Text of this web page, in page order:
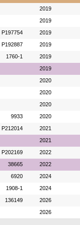
2019
2019
P197754 2019
P192887 2019
1760-1 2019
2019
2020
2020
2020
9933 2020
P212014 2021
2021
P202169 2022
38665 2022
6920 2024
1908-1 2024
136149 2026
2026